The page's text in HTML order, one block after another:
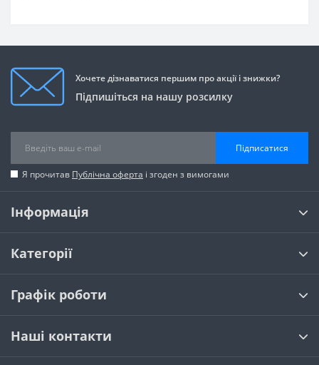
Хочете дізнаватися першим про акції і знижки?
Підпишіться на нашу розсилку
Підписатися
Я прочитав Публічна оферта і згоден з вимогами
Інформація
Категорії
Графік роботи
Наші контакти